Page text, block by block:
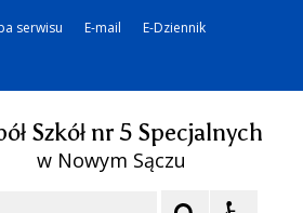
serwisu E-mail
E-Dziennik
Szkół nr 5 Specjalnych
w Nowym Sączu